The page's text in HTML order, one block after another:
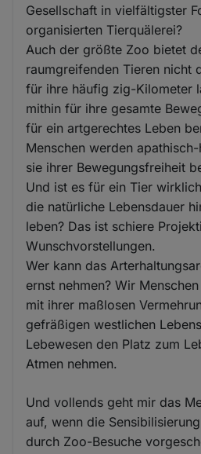
Gesellschaft in vielfältigster
organisierten Tierquälerei?
Auch der größte Zoo bietet
raumgreifenden Tieren nicht
für ihre häufig zig-Kilometer
mithin für ihre gesamte
für ein artgerechtes Leben
Menschen werden
sie ihrer Bewegungsfreiheit
Und ist es für ein Tier
die natürliche Lebensdauer
leben? Das ist schiere
Wunschvorstellungen.
Wer kann das
ernst nehmen? Wir
mit ihrer maßlosen
gefräßigen westlichen
Lebewesen den Platz zum
Atmen nehmen.
Und vollends geht mir das
auf, wenn die
durch Zoo-Besuche